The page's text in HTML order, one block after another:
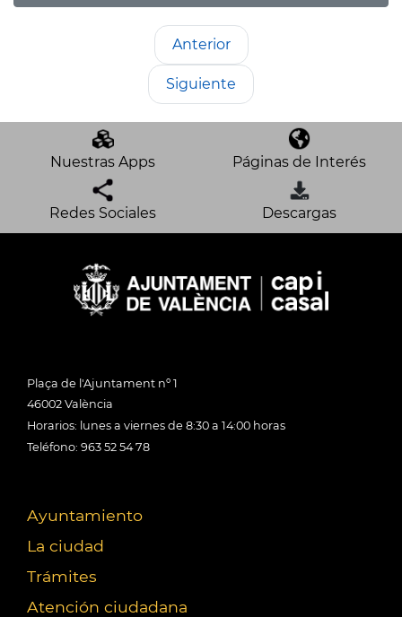
Anterior
Siguiente
Nuestras Apps Páginas de Interés
Redes Sociales Descargas
Plaça de l'Ajuntament nº 1
46002 València
Horarios: lunes a viernes de 8:30 a 14:00 horas
Teléfono: 963 52 54 78
Ayuntamiento
La ciudad
Trámites
Atención ciudadana